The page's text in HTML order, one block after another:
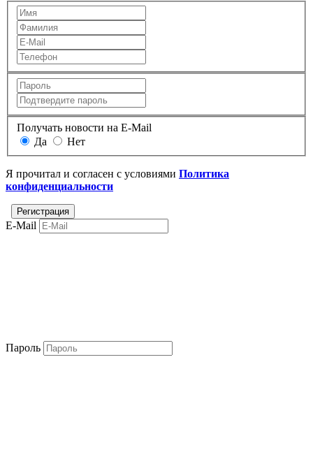
Получать новости на E-Mail
Да
Нет
Я прочитал и согласен с условиями Политика
конфиденциальности
E-Mail
Пароль